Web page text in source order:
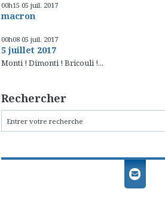
00h15 05 juil. 2017
macron
00h08 05 juil. 2017
5 juillet 2017
Monti ! Dimonti ! Bricouli !...
Rechercher